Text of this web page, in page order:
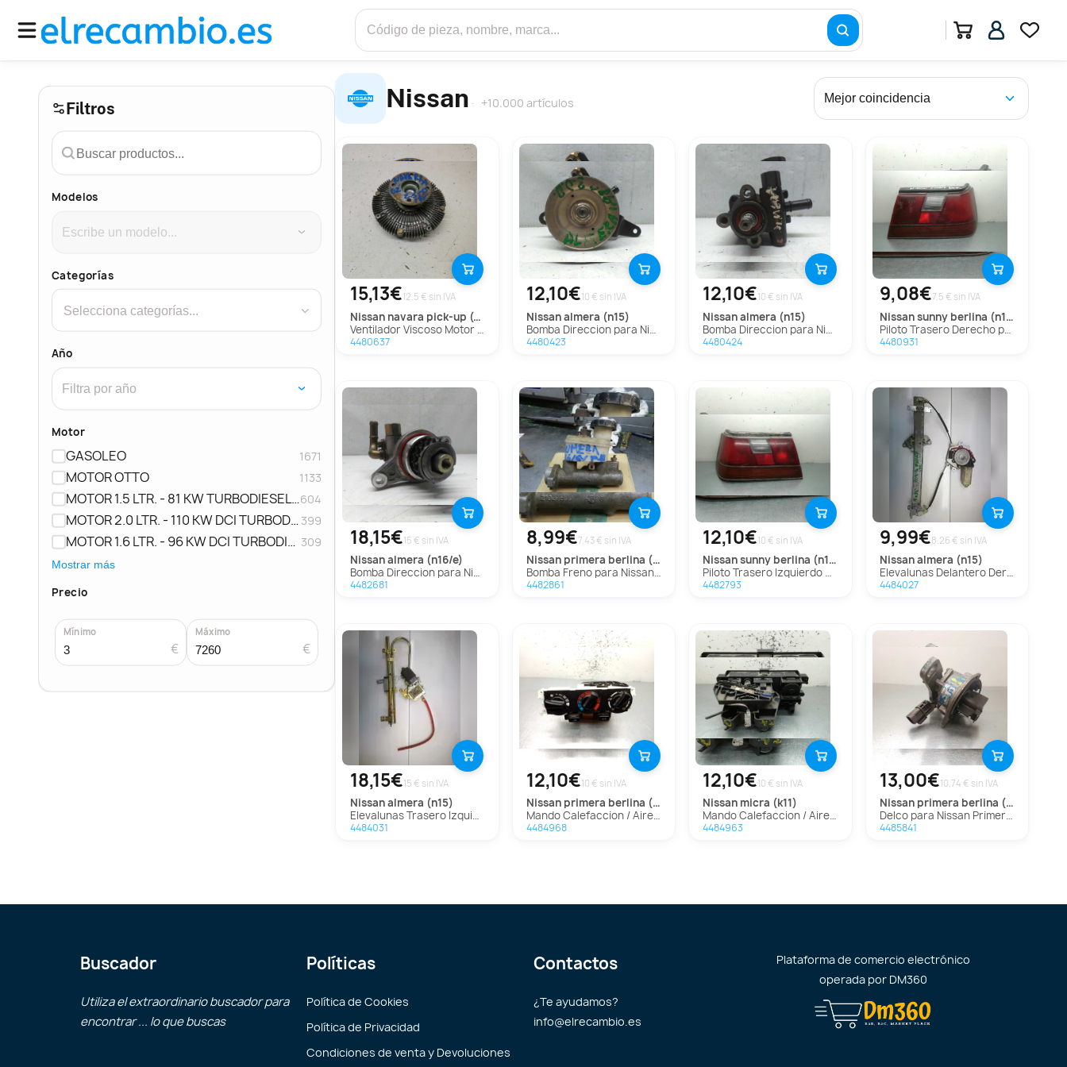
Filtros
Modelos
›
Categorías
›
Año
›
Motor
GASOLEO 1671
MOTOR OTTO 1133
MOTOR 1.5 LTR. - 81 KW TURBODIESEL CAT604
MOTOR 2.0 LTR. - 110 KW DCI TURBODIESEL CAT 399
MOTOR 1.6 LTR. - 96 KW DCI TURBODIESEL CAT 309
Mostrar más
Precio
Mínimo
€
Máximo
€
Nissan +10.000 artículos
15,13€12.5 € sin IVA
nissannavara pick-up (d40m)
Ventilador Viscoso Motor para Nissan Navara Pick-Up (D40M)
4480637
12,10€10 € sin IVA
nissanalmera (n15)
Bomba Direccion para Nissan Almera (N15)
4480423
12,10€10 € sin IVA
nissanalmera (n15)
Bomba Direccion para Nissan Almera (N15)
4480424
9,08€7.5 € sin IVA
nissansunny berlina (n13)
Piloto Trasero Derecho para Nissan Sunny Berlina (N13)
4480931
18,15€15 € sin IVA
nissanalmera (n16/e)
Bomba Direccion para Nissan Almera (N16/E)
4482681
8,99€7.43 € sin IVA
nissanprimera berlina (p11)
Bomba Freno para Nissan Primera Berlina (P11)
4482861
12,10€10 € sin IVA
nissansunny berlina (n14)
Piloto Trasero Izquierdo para Nissan Sunny Berlina (N14)
4482793
9,99€8.26 € sin IVA
nissanalmera (n15)
Elevalunas Delantero Derecho para Nissan Almera (N15)
4484027
18,15€15 € sin IVA
nissanalmera (n15)
Elevalunas Trasero Izquierdo Para Nissan Almera
4484031
12,10€10 € sin IVA
nissanprimera berlina (p11)
Mando Calefaccion / Aire Acondicionado para Nissan Primera Berlina (P11)
4484968
12,10€10 € sin IVA
nissan micra (k11)
Mando Calefaccion / Aire Acondicionado para Nissan Micra (K11)
4484963
13,00€10.74 € sin IVA
nissanprimera berlina (p11)
Delco para Nissan Primera Berlina (P11)
4485841
Buscador
Utiliza el extraordinario buscador para
encontrar ... lo que buscas
Políticas
Política de Cookies
Política de Privacidad
Condiciones de venta y Devoluciones
Contactos
¿Te ayudamos?
info@elrecambio.es
Plataforma de comercio electrónico
operada por DM360